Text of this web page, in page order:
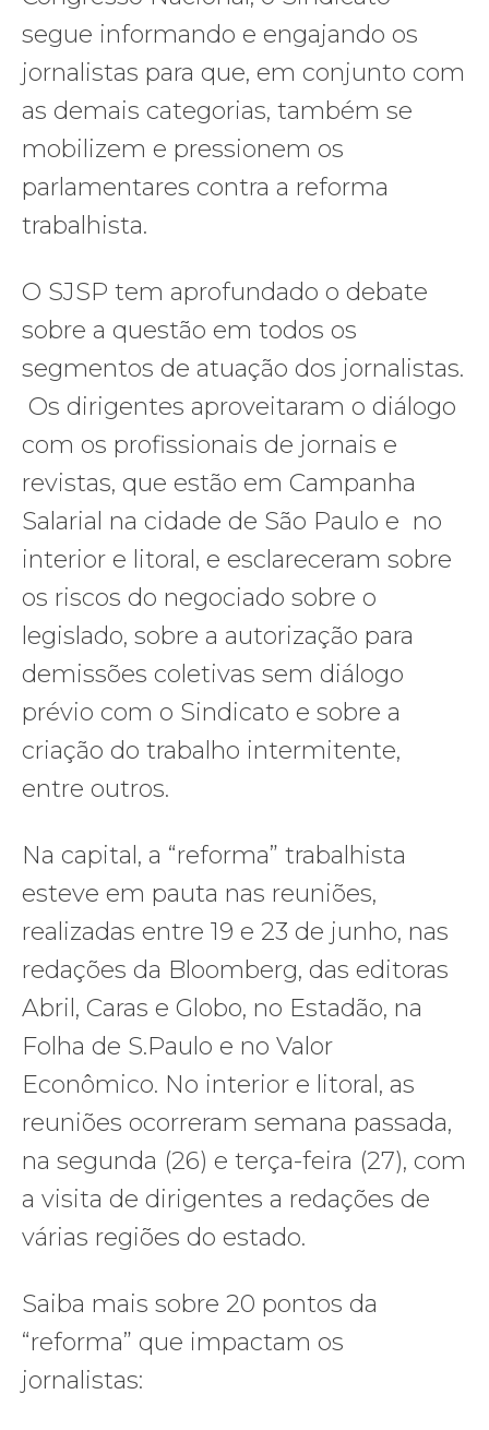
segue informando e engajando os
jornalistas para que, em conjunto com
as demais categorias, também se
mobilizem e pressionem os
parlamentares contra a reforma
trabalhista.
O SJSP tem aprofundado o debate
sobre a questão em todos os
segmentos de atuação dos jornalistas.
Os dirigentes aproveitaram o diálogo
com os profissionais de jornais e
revistas, que estão em Campanha
Salarial na cidade de São Paulo e no
interior e litoral, e esclareceram sobre
os riscos do negociado sobre o
legislado, sobre a autorização para
demissões coletivas sem diálogo
prévio com o Sindicato e sobre a
criação do trabalho intermitente,
entre outros.
Na capital, a “reforma” trabalhista
esteve em pauta nas reuniões,
realizadas entre 19 e 23 de junho, nas
redações da Bloomberg, das editoras
Abril, Caras e Globo, no Estadão, na
Folha de S.Paulo e no Valor
Econômico. No interior e litoral, as
reuniões ocorreram semana passada,
na segunda (26) e terça-feira (27), com
a visita de dirigentes a redações de
várias regiões do estado.
Saiba mais sobre 20 pontos da
“reforma” que impactam os
jornalistas: